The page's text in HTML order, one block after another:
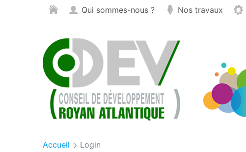
Saut au contenu Qui sommes-nous ? Nos travaux
Accueil Login
Panneau de gestion des cookies